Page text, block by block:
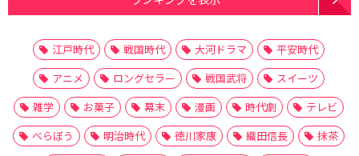
江戸時代 戦国時代 大河ドラマ
平安時代
アニメ
ロングセラー 戦国武将
スイーツ
雑学
お菓子 幕末 漫画 時代劇
テレビ
べらぼう
明治時代 徳川家康 織田信長
抹茶